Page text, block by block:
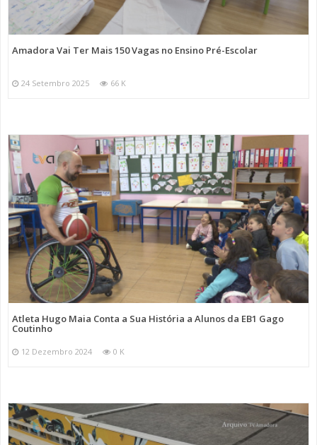
Amadora Vai Ter Mais 150 Vagas no Ensino Pré-Escolar
24 Setembro 2025 66 K
Atleta Hugo Maia Conta a Sua História a Alunos da EB1 Gago
Coutinho
12 Dezembro 2024 0 K